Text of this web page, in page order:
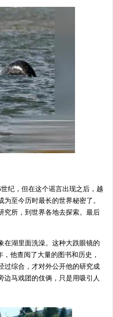
纪，但在这个谣言出现之后，越
至今历时最长的世界秘密了。
究所，到世界各地去探索。最后
在湖里面洗澡。这种大跌眼镜的
他查阅了大量的图书和历史，
过综合，才对外公开他的研究成
边马戏团的伎俩，只是用吸引人